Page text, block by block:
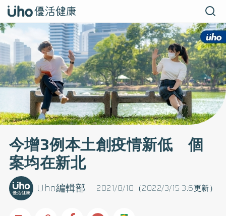
今增3例本土創疫情新低 個
案均在新北
2021/8/10（2022/3/15 3:6更新）
Uho編輯部